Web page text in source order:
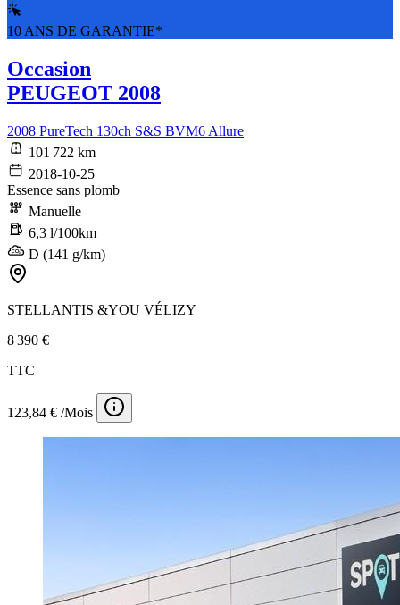
10 ANS DE GARANTIE*
Occasion
PEUGEOT 2008
2008 PureTech 130ch S&S BVM6 Allure
101 722 km
2018-10-25
Essence sans plomb
Manuelle
6,3 l/100km
D (141 g/km)
STELLANTIS &YOU VÉLIZY
8 390 €
TTC
123,84 € /Mois